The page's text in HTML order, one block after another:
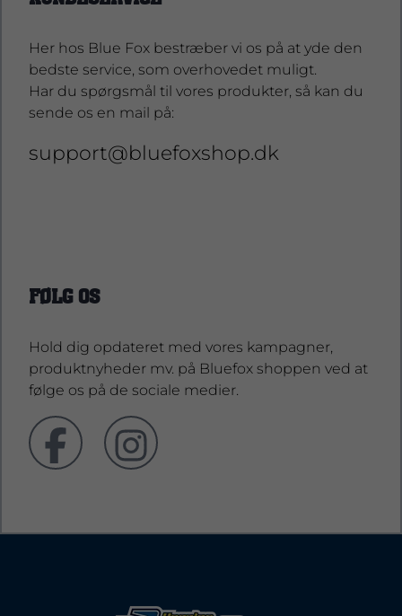
Her hos Blue Fox bestræber vi os på at yde den
bedste service, som overhovedet muligt.
Har du spørgsmål til vores produkter, så kan du
sende os en mail på:
support@bluefoxshop.dk
FØLG OS
Hold dig opdateret med vores kampagner,
produktnyheder mv. på Bluefox shoppen ved at
følge os på de sociale medier.